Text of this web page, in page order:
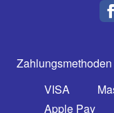
Zahlungsmethoden
VISA
Apple Pay